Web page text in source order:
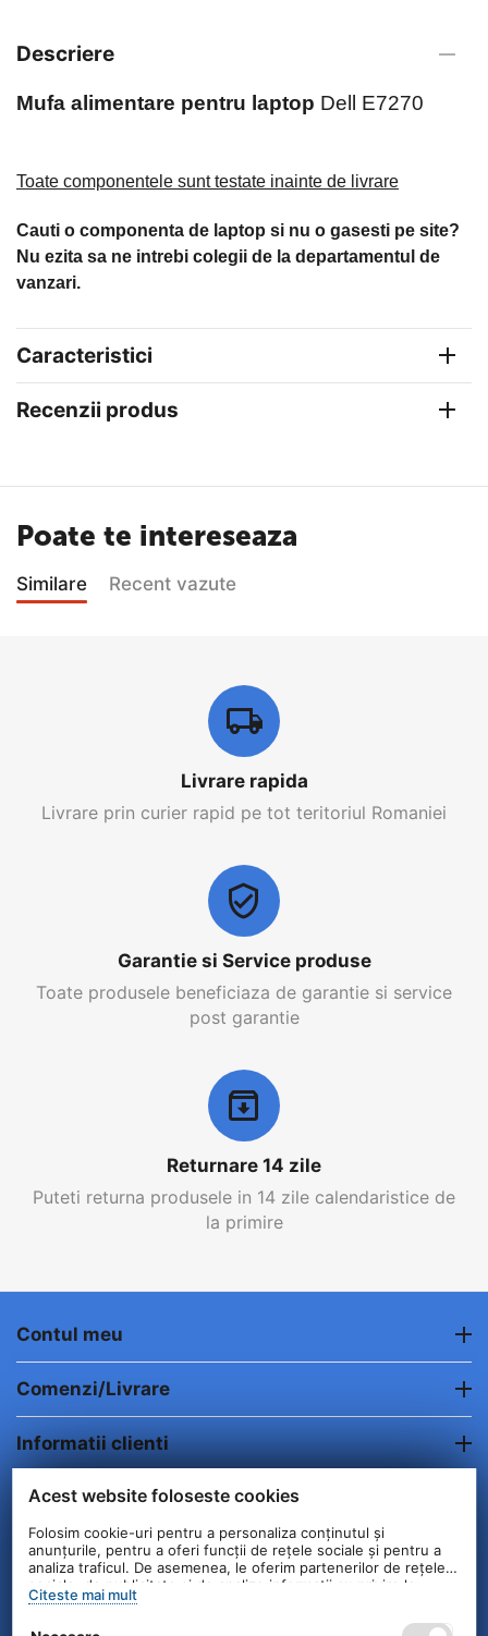
Descriere
Mufa alimentare pentru laptop Dell E7270
Toate componentele sunt testate inainte de livrare
Cauti o componenta de laptop si nu o gasesti pe site?
Nu ezita sa ne intrebi colegii de la departamentul de
vanzari.
Caracteristici
Recenzii produs
Poate te intereseaza
Similare Recent vazute
Livrare rapida
Livrare prin curier rapid pe tot teritoriul Romaniei
Garantie si Service produse
Toate produsele beneficiaza de garantie si service
post garantie
Returnare 14 zile
Puteti returna produsele in 14 zile calendaristice de
la primire
Contul meu
Comenzi/Livrare
Informatii clienti
Contact
© 2004 - 2026 Unick International. Instalat si
Configurat — © netSEO
Acest website foloseste cookies
Folosim cookie-uri pentru a personaliza conținutul și
anunțurile, pentru a oferi funcții de rețele sociale și pentru a
analiza traficul. De asemenea, le oferim partenerilor de rețele
sociale, de publicitate și de analize informații cu privire la
modul în care folosiți site-ul nostru. Aceștia le pot combina cu
Citeste mai mult